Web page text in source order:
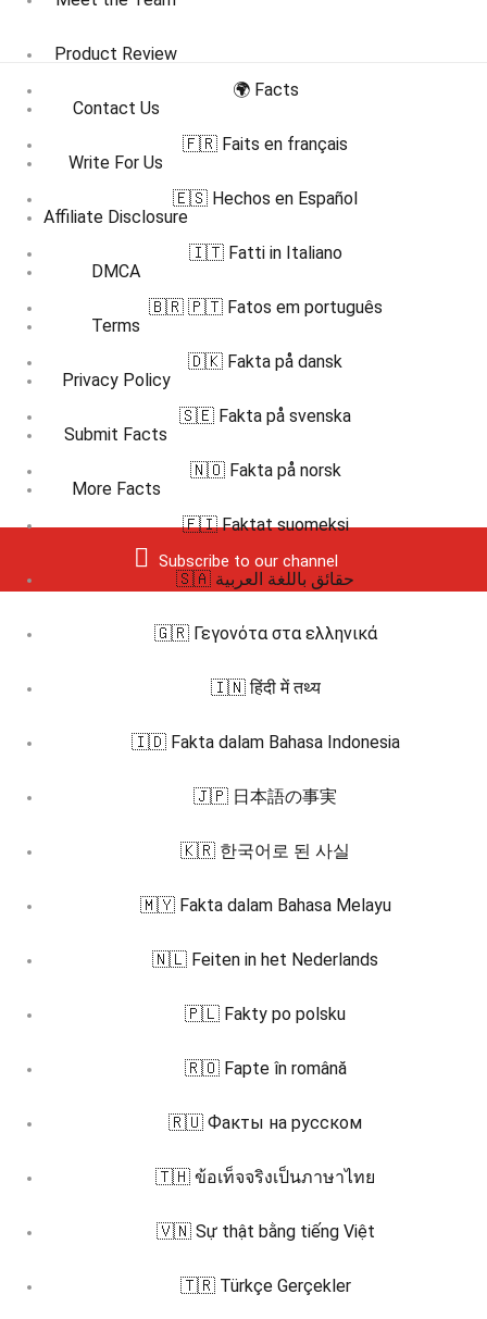
Product Review
Contact Us
Write For Us
Affiliate Disclosure
DMCA
Terms
Privacy Policy
Submit Facts
More Facts
Subscribe to our channel
🌍 Facts
🇫🇷 Faits en français
🇪🇸 Hechos en Español
🇮🇹 Fatti in Italiano
🇧🇷 🇵🇹 Fatos em português
🇩🇰 Fakta på dansk
🇸🇪 Fakta på svenska
🇳🇴 Fakta på norsk
🇫🇮 Faktat suomeksi
🇸🇦 حقائق باللغة العربية
🇬🇷 Γεγονότα στα ελληνικά
🇮🇳 हिंदी में तथ्य
🇮🇩 Fakta dalam Bahasa Indonesia
🇯🇵 日本語の事実
🇰🇷 한국어로 된 사실
🇲🇾 Fakta dalam Bahasa Melayu
🇳🇱 Feiten in het Nederlands
🇵🇱 Fakty po polsku
🇷🇴 Fapte în română
🇷🇺 Факты на русском
🇹🇭 ข้อเท็จจริงเป็นภาษาไทย
🇻🇳 Sự thật bằng tiếng Việt
🇹🇷 Türkçe Gerçekler